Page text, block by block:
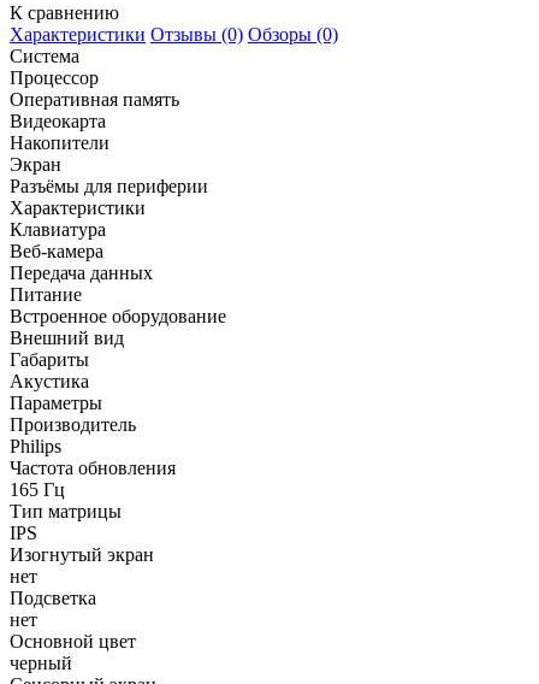
К сравнению
Характеристики Отзывы (0) Обзоры (0)
Система
Процессор
Оперативная память
Видеокарта
Накопители
Экран
Разъёмы для периферии
Характеристики
Клавиатура
Веб-камера
Передача данных
Питание
Встроенное оборудование
Внешний вид
Габариты
Акустика
Параметры
Производитель
Philips
Частота обновления
165 Гц
Тип матрицы
IPS
Изогнутый экран
нет
Подсветка
нет
Основной цвет
черный